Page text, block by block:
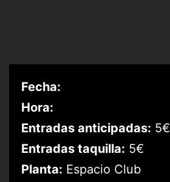
Fecha:
Hora:
Entradas anticipadas: 5€
Entradas taquilla: 5€
Planta: Espacio Club